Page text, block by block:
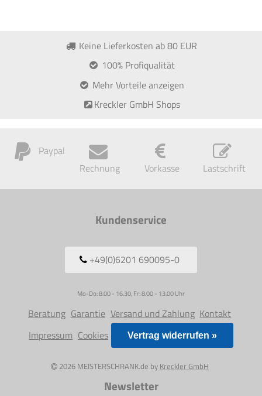
Keine Lieferkosten ab 80 EUR
100% Profiqualität
Mehr Vorteile anzeigen
Kreckler GmbH Shops
Paypal
Rechnung
Vorkasse Lastschrift
Kundenservice
+49(0)6201 690095-0
Mo-Do: 8.00 - 16.30, Fr: 8.00 - 13.00 Uhr
Beratung Garantie Versand und Zahlung Kontakt
Impressum Cookies Vertrag widerrufen »
2026 MEISTERSCHRANK.de by Kreckler GmbH
Newsletter